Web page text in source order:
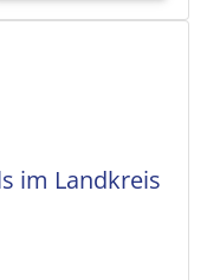
im Landkreis